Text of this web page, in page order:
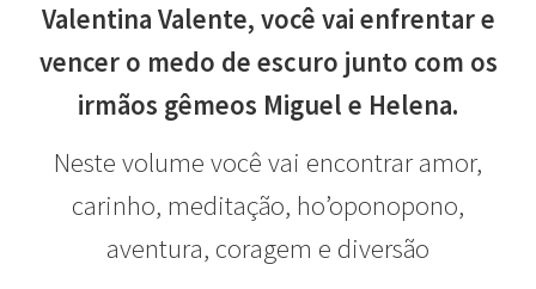
Valentina Valente, você vai enfrentar e
vencer o medo de escuro junto com os
irmãos gêmeos Miguel e Helena.
Neste volume você vai encontrar amor,
carinho, meditação, ho’oponopono,
aventura, coragem e diversão